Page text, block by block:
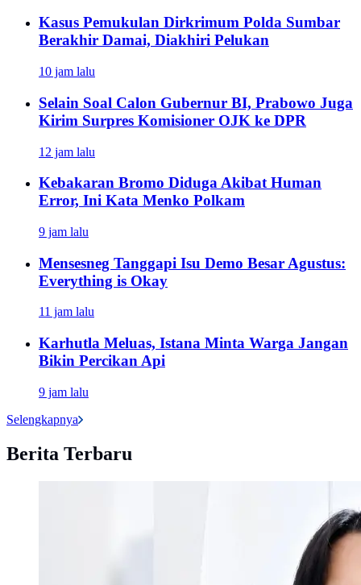
Kasus Pemukulan Dirkrimum Polda Sumbar
Berakhir Damai, Diakhiri Pelukan
10 jam lalu
Selain Soal Calon Gubernur BI, Prabowo Juga
Kirim Surpres Komisioner OJK ke DPR
12 jam lalu
Kebakaran Bromo Diduga Akibat Human
Error, Ini Kata Menko Polkam
9 jam lalu
Mensesneg Tanggapi Isu Demo Besar Agustus:
Everything is Okay
11 jam lalu
Karhutla Meluas, Istana Minta Warga Jangan
Bikin Percikan Api
9 jam lalu
Selengkapnya
Berita Terbaru